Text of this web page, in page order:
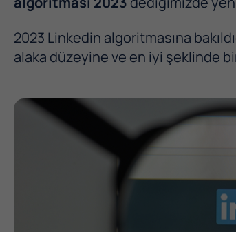
2023 Linkedin algoritmasına
alaka düzeyine ve en iyi şeklinde